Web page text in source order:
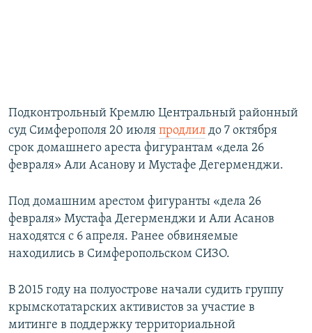
Подконтрольный Кремлю Центральный районный
суд Симферополя 20 июля продлил до 7 октября
срок домашнего ареста фигурантам «дела 26
февраля» Али Асанову и Мустафе Дегерменджи.
Под домашним арестом фигуранты «дела 26
февраля» Мустафа Дегерменджи и Али Асанов
находятся с 6 апреля. Ранее обвиняемые
находились в Симферопольском СИЗО.
В 2015 году на полуострове начали судить группу
крымскотатарских активистов за участие в
митинге в поддержку территориальной